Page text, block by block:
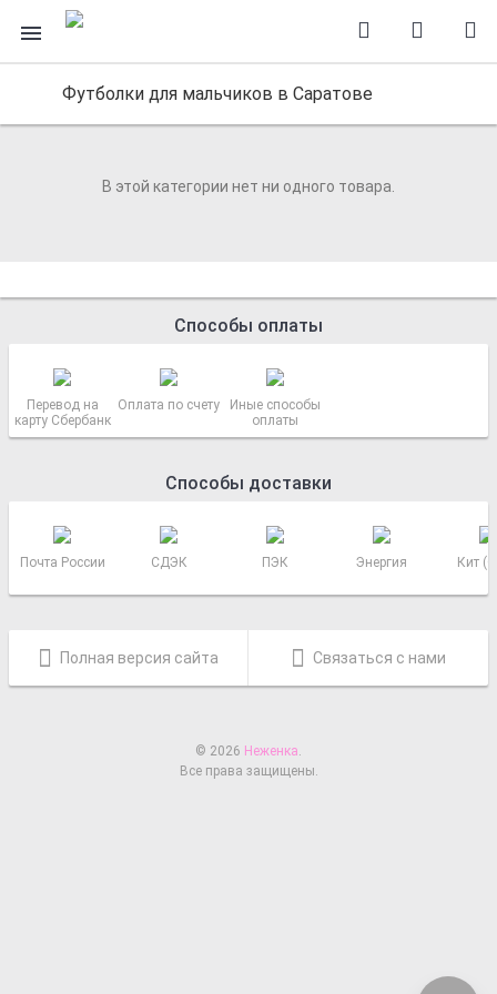
Футболки для мальчиков в Саратове
В этой категории нет ни одного товара.
Способы оплаты
Перевод на
карту Сбербанк
Оплата по счету
Иные способы
оплаты
Способы доставки
Почта России СДЭК ПЭК Энергия Кит
Полная версия сайта Связаться с нами
© 2026 Неженка.
Все права защищены.